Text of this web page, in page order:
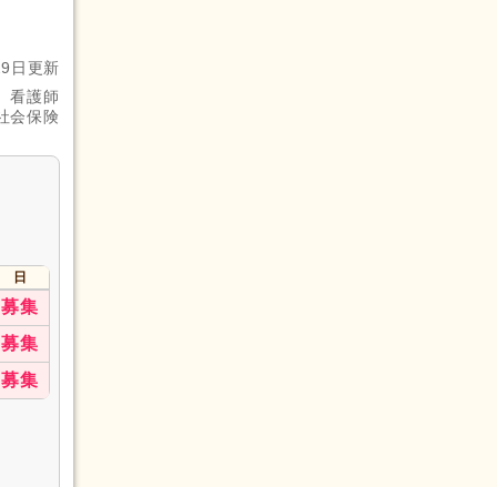
日更新
看護師
会保険
日
募集
募集
募集